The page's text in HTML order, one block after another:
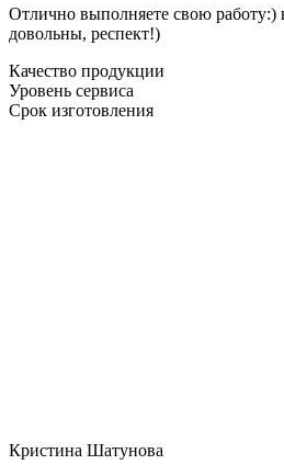
Отлично выполняете свою работу:)
довольны, респект!)
Качество продукции
Уровень сервиса
Срок изготовления
Кристина Шатунова